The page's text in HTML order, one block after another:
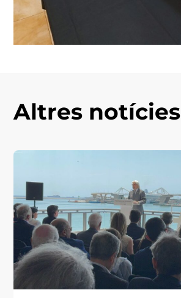
Altres notícies